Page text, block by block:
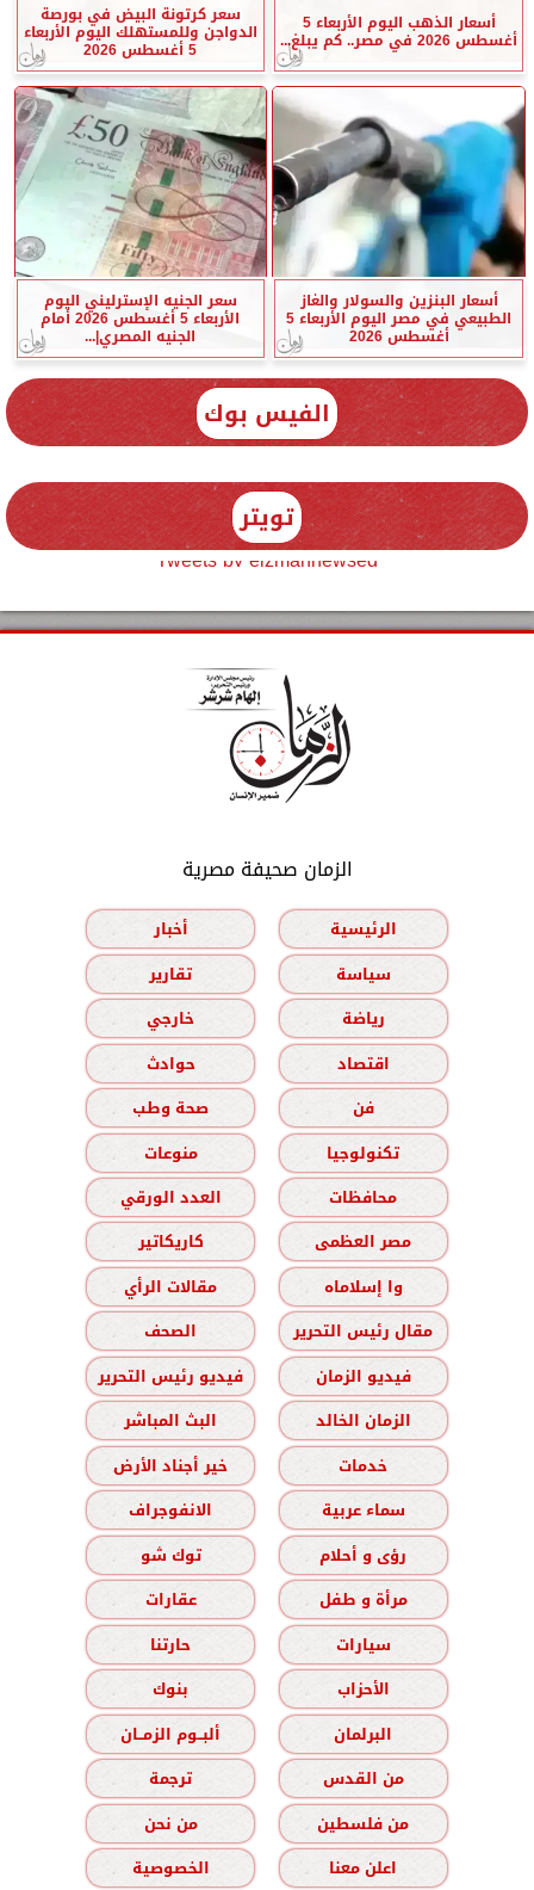
أسعار الذهب اليوم الأربعاء 5
أغسطس 2026 في مصر.. كم يبلغ...
سعر كرتونة البيض في بورصة
الدواجن وللمستهلك اليوم الأربعاء
5 أغسطس 2026
أسعار البنزين والسولار والغاز
الطبيعي في مصر اليوم الأربعاء 5
أغسطس 2026
سعر الجنيه الإسترليني اليوم
الأربعاء 5 أغسطس 2026 أمام
الجنيه المصري|...
الفيس بوك
تويتر
Tweets by elzmannewseg
الزمان صحيفة مصرية
الرئيسية
أخبار
سياسة
تقارير
رياضة
خارجي
اقتصاد
حوادث
فن
صحة وطب
تكنولوجيا
منوعات
محافظات
العدد الورقي
مصر العظمى
كاريكاتير
وا إسلاماه
مقالات الرأي
مقال رئيس التحرير
الصحف
فيديو الزمان
فيديو رئيس التحرير
الزمان الخالد
البث المباشر
خدمات
خير أجناد الأرض
سماء عربية
الانفوجراف
رؤى و أحلام
توك شو
مرأة و طفل
عقارات
سيارات
حارتنا
الأحزاب
بنوك
البرلمان
ألبــوم الزمــان
من القدس
ترجمة
من فلسطين
من نحن
اعلن معنا
الخصوصية